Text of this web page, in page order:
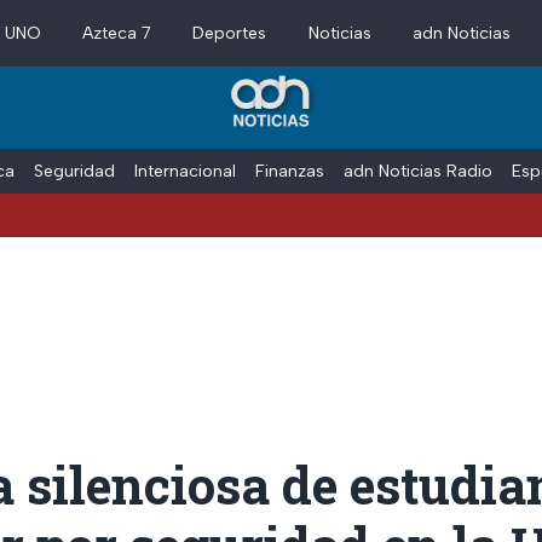
Azteca 7 Deportes Noticias adn Noticias
Seguridad Internacional Finanzas adn Noticias Radio
silenciosa de